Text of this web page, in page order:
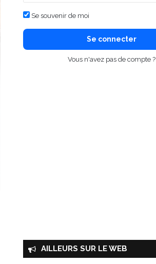
Se souvenir de moi
Se connecter
Vous n'avez pas de compte ?
AILLEURS SUR LE WEB